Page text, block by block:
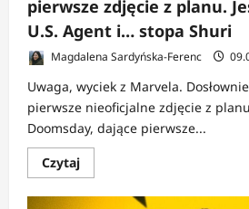
pierwsze zdjęcie z planu.
U.S. Agent i… stopa Shuri
Magdalena Sardyńska-Ferenc
Uwaga, wyciek z Marvela.
pierwsze nieoficjalne zdjęcie z
Doomsday, dające pierwsze...
CzytajDowiedz
się
o